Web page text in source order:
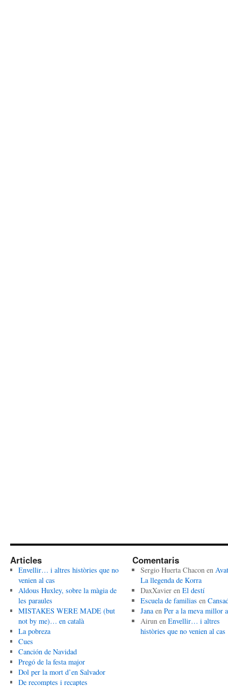
Articles
Envellir… i altres històries que no
venien al cas
Aldous Huxley, sobre la màgia de
les paraules
MISTAKES WERE MADE (but
not by me)… en català
La pobreza
Cues
Canción de Navidad
Pregó de la festa major
Dol per la mort d’en Salvador
De recomptes i recaptes
Comentaris
Sergio Huerta Chaconen
La llegenda de Korra
DaxXavieren El destí
Escuela de familias en
Janaen Per a la meva millor
Airunen Envellir… i altres
històries que no venien al cas